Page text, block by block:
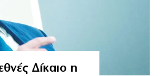
Δίκαιο η